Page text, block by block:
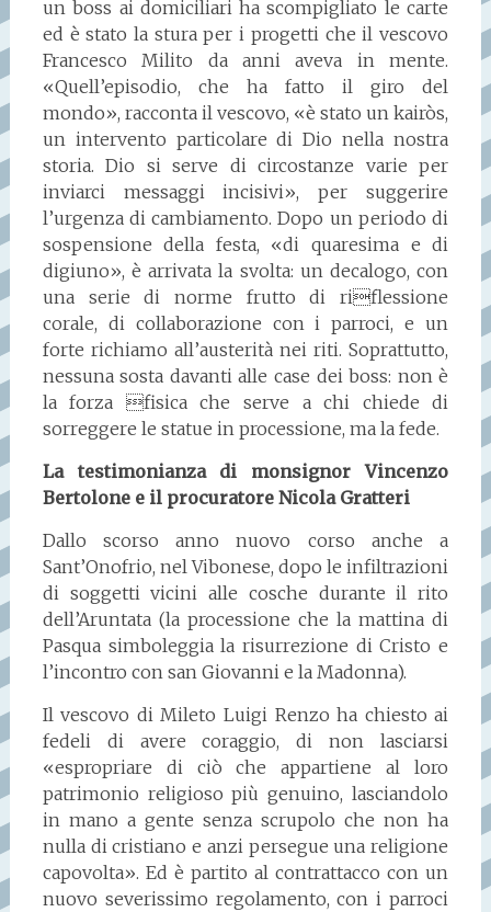
un boss ai domiciliari ha scompigliato le carte
ed è stato la stura per i progetti che il vescovo
Francesco Milito da anni aveva in mente.
«Quell’episodio, che ha fatto il giro del
mondo», racconta il vescovo, «è stato un kairòs,
un intervento particolare di Dio nella nostra
storia. Dio si serve di circostanze varie per
inviarci messaggi incisivi», per suggerire
l’urgenza di cambiamento. Dopo un periodo di
sospensione della festa, «di quaresima e di
digiuno», è arrivata la svolta: un decalogo, con
una serie di norme frutto di riflessione
corale, di collaborazione con i parroci, e un
forte richiamo all’austerità nei riti. Soprattutto,
nessuna sosta davanti alle case dei boss: non è
la forza fisica che serve a chi chiede di
sorreggere le statue in processione, ma la fede.
La testimonianza di monsignor Vincenzo
Bertolone e il procuratore Nicola Gratteri
Dallo scorso anno nuovo corso anche a
Sant’Onofrio, nel Vibonese, dopo le infiltrazioni
di soggetti vicini alle cosche durante il rito
dell’Aruntata (la processione che la mattina di
Pasqua simboleggia la risurrezione di Cristo e
l’incontro con san Giovanni e la Madonna).
Il vescovo di Mileto Luigi Renzo ha chiesto ai
fedeli di avere coraggio, di non lasciarsi
«espropriare di ciò che appartiene al loro
patrimonio religioso più genuino, lasciandolo
in mano a gente senza scrupolo che non ha
nulla di cristiano e anzi persegue una religione
capovolta». Ed è partito al contrattacco con un
nuovo severissimo regolamento, con i parroci